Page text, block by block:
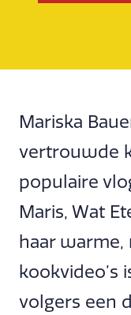
Mariska
vertrouwde
populaire
Maris, Wat
haar
kookvideo’s
volgers een